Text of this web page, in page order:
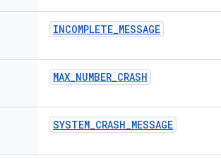
INCOMPLETE_MESSAGE
MAX_NUMBER_CRASH
SYSTEM_CRASH_MESSAGE